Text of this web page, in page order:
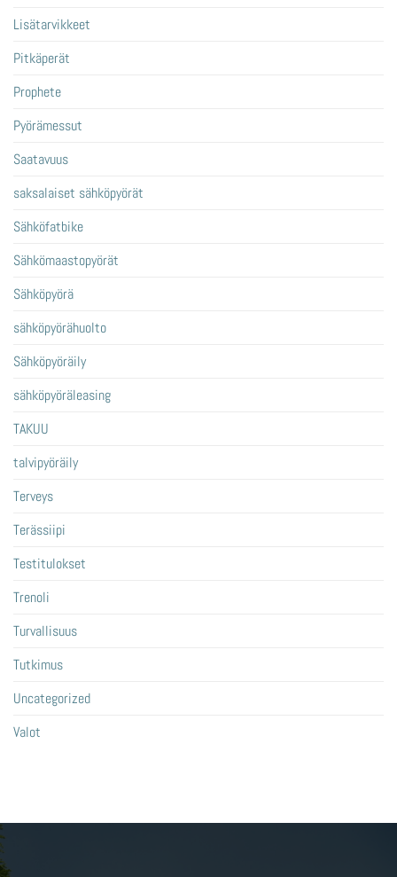
Lisätarvikkeet
Pitkäperät
Prophete
Pyörämessut
Saatavuus
saksalaiset sähköpyörät
Sähköfatbike
Sähkömaastopyörät
Sähköpyörä
sähköpyörähuolto
Sähköpyöräily
sähköpyöräleasing
TAKUU
talvipyöräily
Terveys
Terässiipi
Testitulokset
Trenoli
Turvallisuus
Tutkimus
Uncategorized
Valot